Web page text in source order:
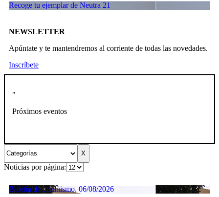
Recoge tu ejemplar de Neutra 21
NEWSLETTER
Apúntate y te mantendremos al corriente de todas las novedades.
Inscríbete
"
Próximos eventos
Noticias por página:
Boletín de urbanismo, 06/08/2026